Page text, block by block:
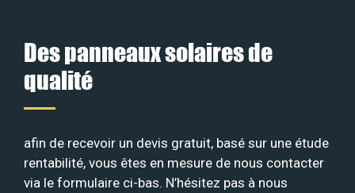
Des panneaux solaires de
qualité
afin de recevoir un devis gratuit, basé sur une étude
rentabilité, vous êtes en mesure de nous contacter
via le formulaire ci-bas. N’hésitez pas à nous